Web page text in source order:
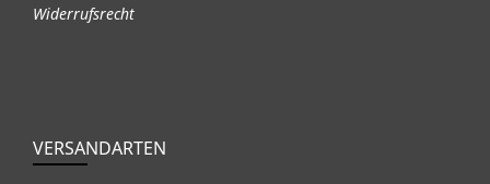
Widerrufsrecht
VERSANDARTEN